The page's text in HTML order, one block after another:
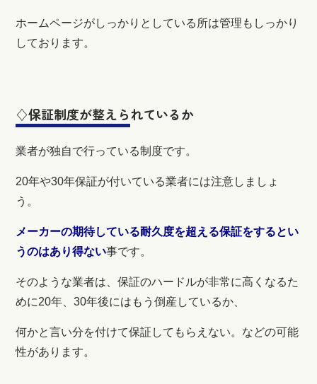
ホームページがしっかりとしている所は管理もしっかり
しております。
♢保証制度が整えられているか
業者が独自で行っている制度です。
20年や30年保証が付いている業者には注意しましょ
う。
メーカーの期待している耐久度を超える保証をするとい
うのはあり得ない事です。
そのような業者は、保証のハードルが非常に高くなるた
めに20年、30年後にはもう倒産しているか、
何かと言い分を付けて保証してもらえない。などの可能
性があります。